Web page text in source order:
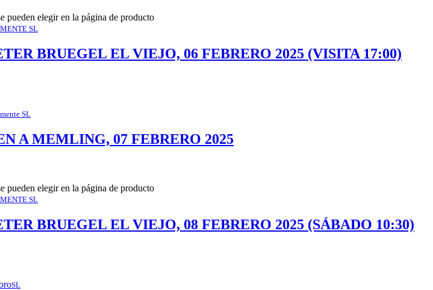
pueden elegir en la página de producto
SL
BRUEGEL EL VIEJO, 06 FEBRERO 2025 (VISITA 17:00)
SL
A MEMLING, 07 FEBRERO 2025
pueden elegir en la página de producto
SL
BRUEGEL EL VIEJO, 08 FEBRERO 2025 (SÁBADO 10:30)
SL